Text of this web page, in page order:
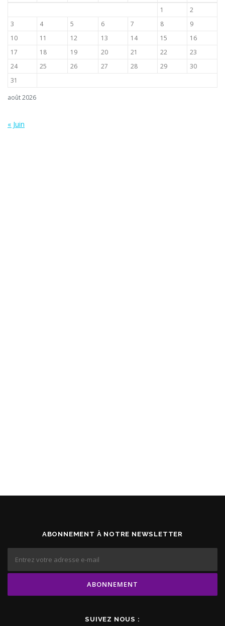
août 2026
1
2
3
4 5 6 7 8
9
10
11 12 13 14 15
16
17
18 19 20 21 22
23
24
25 26 27 28 29
30
31
« Juin
ABONNEMENT À NOTRE NEWSLETTER
SUIVEZ NOUS :